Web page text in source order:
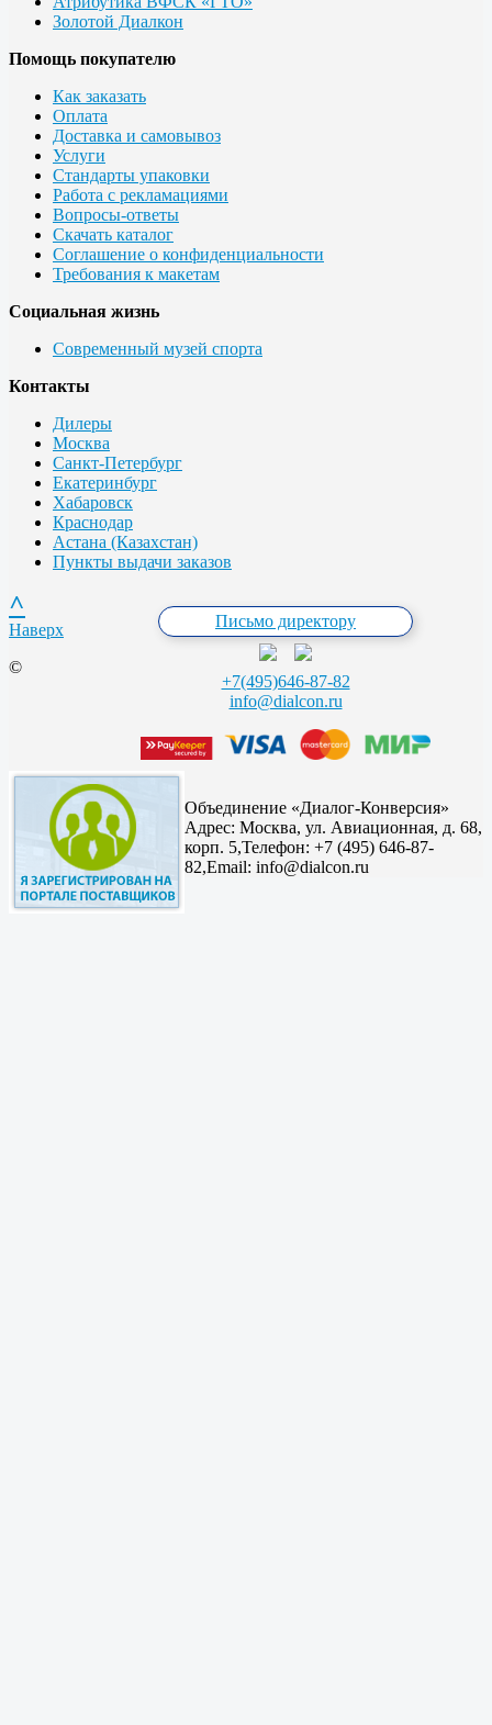
Золотой Диалкон
Помощь покупателю
Как заказать
Оплата
Доставка и самовывоз
Услуги
Стандарты упаковки
Работа с рекламациями
Вопросы-ответы
Скачать каталог
Соглашение о конфиденциальности
Требования к макетам
Социальная жизнь
Современный музей спорта
Контакты
Дилеры
Москва
Санкт-Петербург
Екатеринбург
Хабаровск
Краснодар
Астана (Казахстан)
Пункты выдачи заказов
Письмо директору
+7(495)646-87-82
info@dialcon.ru
^
Наверх
©
Объединение «Диалог-Конверсия»
Адрес: Москва, ул. Авиационная, д. 68,
корп. 5,Телефон: +7 (495) 646-87-
82,Email: info@dialcon.ru